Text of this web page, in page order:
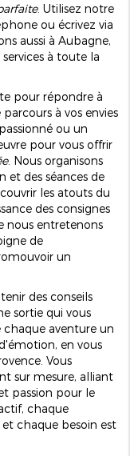
. Utilisez notre
ou écrivez via
aussi à Aubagne,
à toute la
pour répondre à
à vos envies
ou un
pour vous offrir
. Nous organisons
et des séances de
les atouts du
des consignes
nous entretenons
de
un
des conseils
sortie qui vous
chaque aventure un
en vous
Vous
sur mesure, alliant
passion pour le
chaque
chaque besoin est